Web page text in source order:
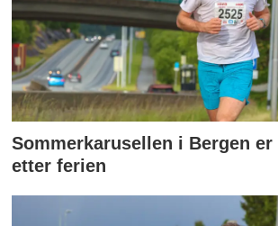
km
og
10
km
Sommerkarusellen i Bergen
etter ferien